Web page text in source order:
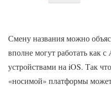
Смену названия можно
вполне могут работать как
устройствами на iOS. Так
«носимой» платформы